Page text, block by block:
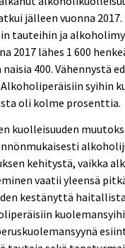
jälleen vuonna 2017.
tauteihin ja
2017 lähes 1 600
naisia 400. Vähennystä
syihin
oli kolme prosenttia.
kuolleisuuden
kehitystä, vaikka
vaatii yleensä
kestänyttä